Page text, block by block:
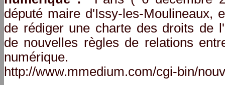
député maire d'Issy-les-Moulineaux,
de rédiger une charte des droits de
de nouvelles règles de relations
numérique.
http://www.mmedium.com/cgi-bin/